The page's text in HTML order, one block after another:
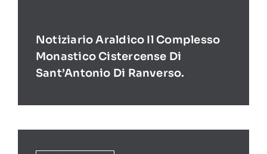
Notiziario Araldico Il Complesso
Monastico Cistercense Di
Sant’Antonio Di Ranverso.